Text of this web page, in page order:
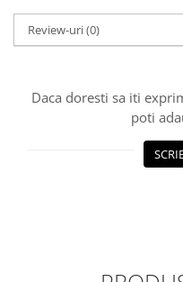
Review-uri(0)
Daca doresti sa iti
poti